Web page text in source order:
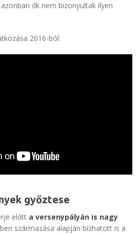
ők nem bizonyultak ilyen
2016-ból:
győztese
előtt a versenypályán is nagy
származása alapján bízhatott is a